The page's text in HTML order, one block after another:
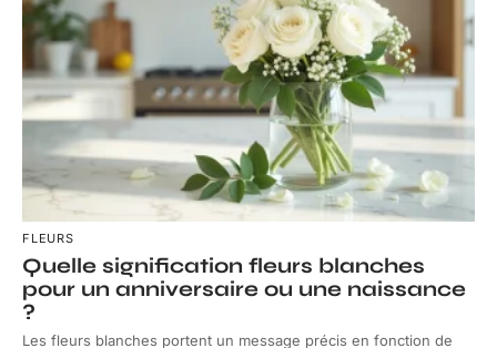
FLEURS
Quelle signification fleurs blanches
pour un anniversaire ou une naissance
?
Les fleurs blanches portent un message précis en fonction de